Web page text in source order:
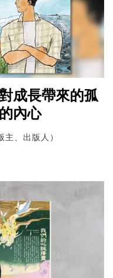
成長帶來的孤
內心
、出版人）